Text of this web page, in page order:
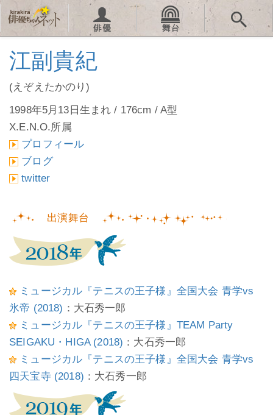
江副貴紀
(えぞえたかのり)
1998年5月13日生まれ / 176cm / A型
X.E.N.O.所属
プロフィール
ブログ
twitter
出演舞台
ミュージカル『テニスの王子様』全国大会 青学vs
氷帝 (2018) ：大石秀一郎
ミュージカル『テニスの王子様』TEAM Party
SEIGAKU・HIGA (2018) ：大石秀一郎
ミュージカル『テニスの王子様』全国大会 青学vs
四天宝寺 (2018) ：大石秀一郎